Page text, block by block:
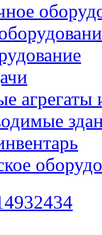
агрегаты